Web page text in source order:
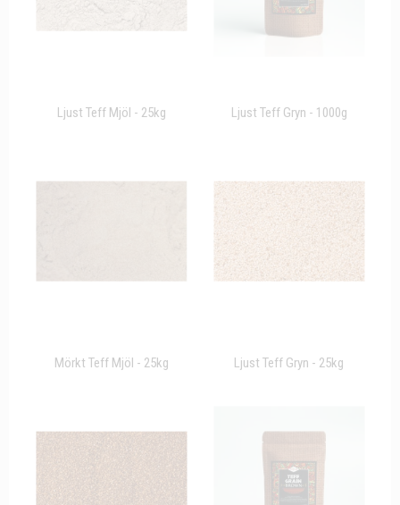
Ljust Teff Mjöl - 25kg Ljust Teff Gryn - 1000g
Mörkt Teff Mjöl - 25kg Ljust Teff Gryn - 25kg